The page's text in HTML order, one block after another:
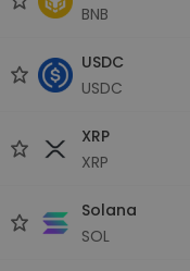
BNB
USDC
USDC
XRP
XRP
Solana
SOL